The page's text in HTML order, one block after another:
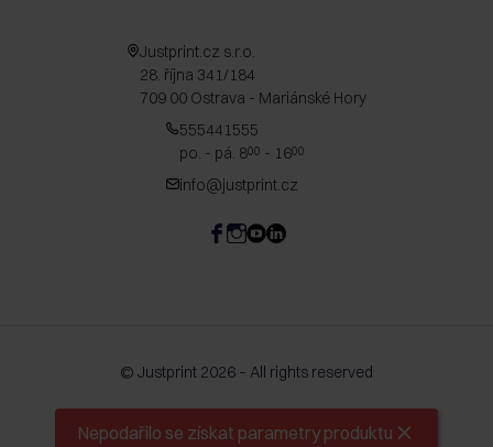
Nepodařilo se získat parametry produktu
Justprint.cz s.r.o.
28. října 341/184
709 00 Ostrava - Mariánské Hory
555441555
po. - pá. 800 - 1600
info@justprint.cz
© Justprint 2026 – All rights reserved